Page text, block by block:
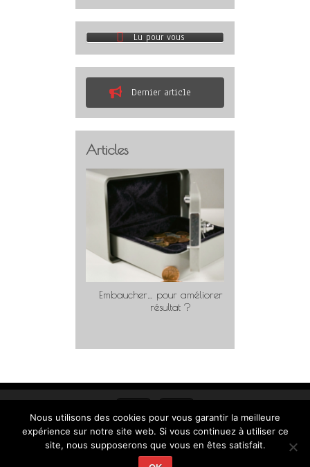
Lu pour vous
Dernier article
Articles
Embaucher… pour améliorer son
résultat ?
Nous utilisons des cookies pour vous garantir la meilleure
expérience sur notre site web. Si vous continuez à utiliser ce
site, nous supposerons que vous en êtes satisfait.